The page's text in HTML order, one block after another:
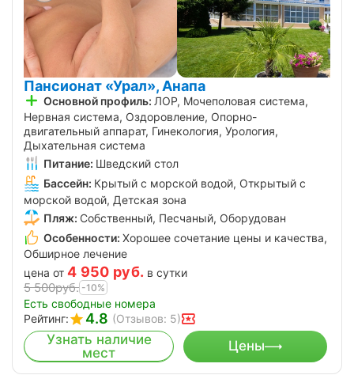
Пансионат «Урал», Анапа
Основной профиль: ЛОР, Мочеполовая система,
Нервная система, Оздоровление, Опорно-
двигательный аппарат, Гинекология, Урология,
Дыхательная система
Питание: Шведский стол
Бассейн: Крытый с морской водой, Открытый с
морской водой, Детская зона
Пляж: Собственный, Песчаный, Оборудован
Особенности: Хорошее сочетание цены и качества,
Обширное лечение
цена от 4 950 руб. в сутки
5 500руб. -10%
Есть свободные номера
Рейтинг:
4.8 (Отзывов: 5)
Узнать наличие
мест
Цены